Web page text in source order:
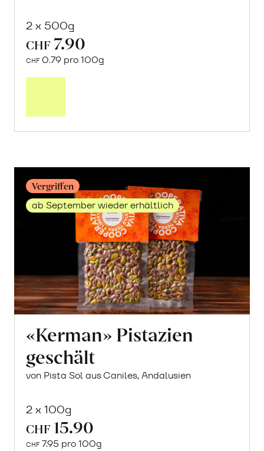
2 x 500g
CHF 7.90
CHF 0.79 pro 100g
«Timilia»
Vergriffen
ab September wieder erhältlich
«Kerman» Pistazien
geschält
von Pista Sol aus Caniles, Andalusien
2 x 100g
CHF 15.90
CHF 7.95 pro 100g